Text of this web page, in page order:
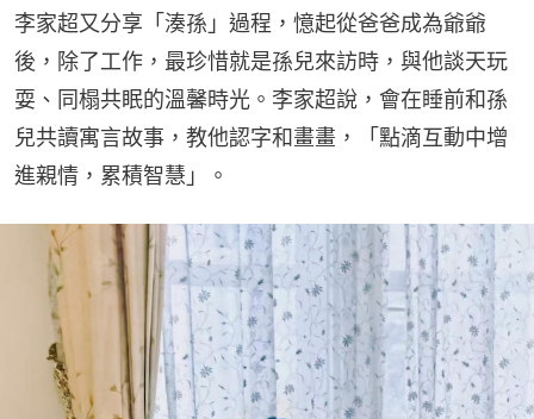
李家超又分享「湊孫」過程，憶起從爸爸成為爺爺
後，除了工作，最珍惜就是孫兒來訪時，與他談天玩
耍、同榻共眠的溫馨時光。李家超說，會在睡前和孫
兒共讀寓言故事，教他認字和畫畫，「點滴互動中增
進親情，累積智慧」。